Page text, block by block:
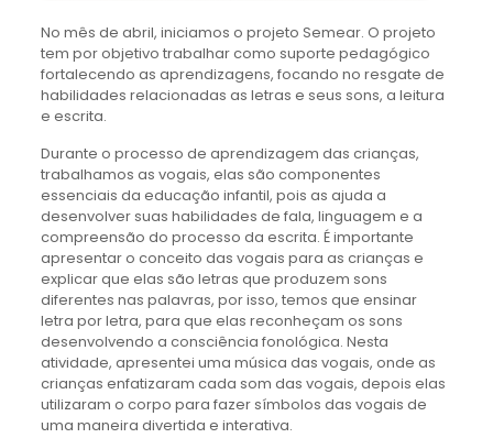
No mês de abril, iniciamos o projeto Semear. O projeto
tem por objetivo trabalhar como suporte pedagógico
fortalecendo as aprendizagens, focando no resgate de
habilidades relacionadas as letras e seus sons, a leitura
e escrita.
Durante o processo de aprendizagem das crianças,
trabalhamos as vogais, elas são componentes
essenciais da educação infantil, pois as ajuda a
desenvolver suas habilidades de fala, linguagem e a
compreensão do processo da escrita. É importante
apresentar o conceito das vogais para as crianças e
explicar que elas são letras que produzem sons
diferentes nas palavras, por isso, temos que ensinar
letra por letra, para que elas reconheçam os sons
desenvolvendo a consciência fonológica. Nesta
atividade, apresentei uma música das vogais, onde as
crianças enfatizaram cada som das vogais, depois elas
utilizaram o corpo para fazer símbolos das vogais de
uma maneira divertida e interativa.